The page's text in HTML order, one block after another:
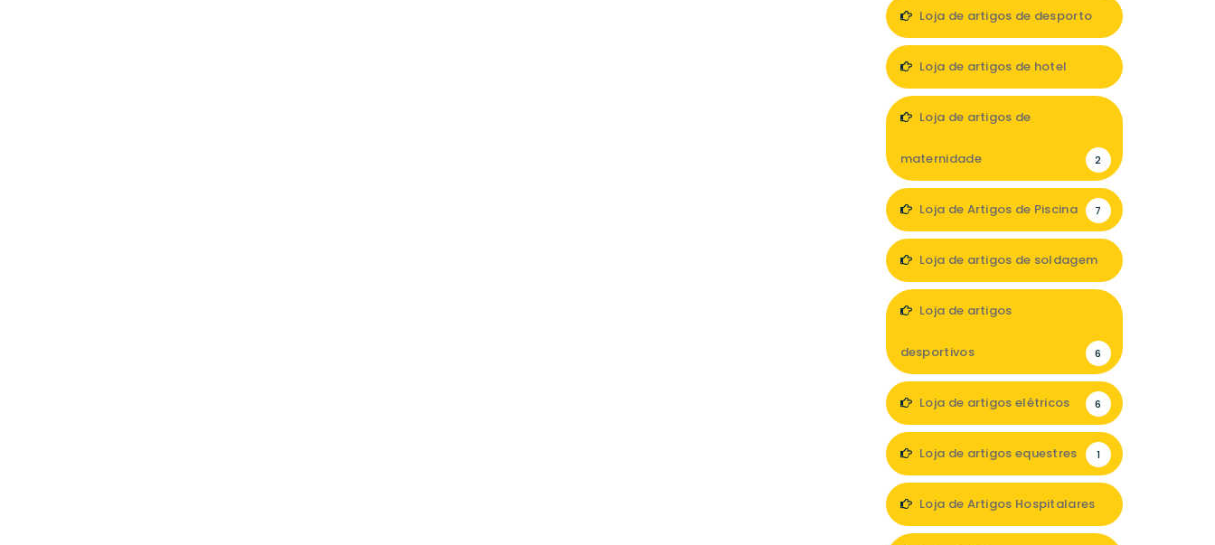
Loja de artigos de desporto
Loja de artigos de hotel
Loja de artigos de
maternidade 2
Loja de Artigos de Piscina 7
Loja de artigos de soldagem
Loja de artigos
desportivos 6
Loja de artigos elétricos 6
Loja de artigos equestres 1
Loja de Artigos Hospitalares